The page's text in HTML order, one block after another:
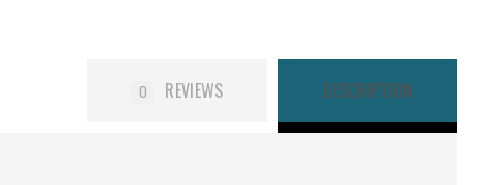
DESCRIPTION
REVIEWS
0